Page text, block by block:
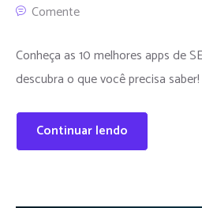
Comente
Conheça as 10 melhores apps de
descubra o que você precisa saber!
Continuar lendo